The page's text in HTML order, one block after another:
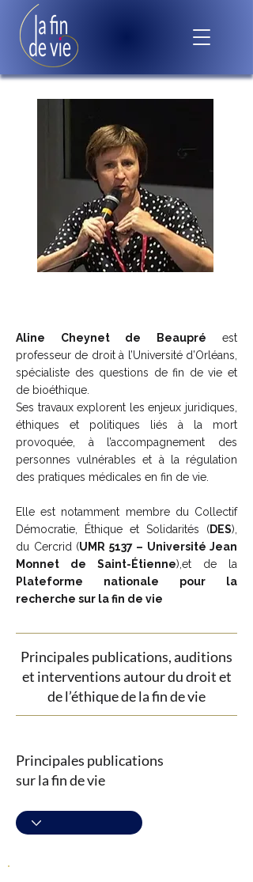
Aline Cheynet de Beaupré est
professeur de droit à l’Université d’Orléans,
spécialiste des questions de fin de vie et
de bioéthique.
Ses travaux explorent les enjeux juridiques,
éthiques et politiques liés à la mort
provoquée, à l’accompagnement des
personnes vulnérables et à la régulation
des pratiques médicales en fin de vie.
Elle est notamment membre du Collectif
Démocratie, Éthique et Solidarités (DES),
du Cercrid (UMR 5137 – Université Jean
Monnet de Saint-Étienne),et de la
Plateforme nationale pour la
recherche sur la fin de vie
Principales publications, auditions
et interventions autour du droit et
de l’éthique de la fin de vie
Principales publications
sur la fin de vie